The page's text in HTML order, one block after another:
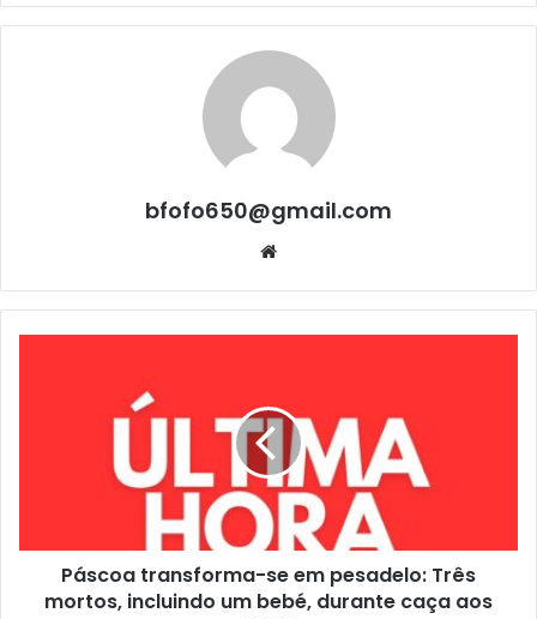
bfofo650@gmail.com
Website
Páscoa transforma-se em pesadelo: Três
mortos, incluindo um bebé, durante caça aos